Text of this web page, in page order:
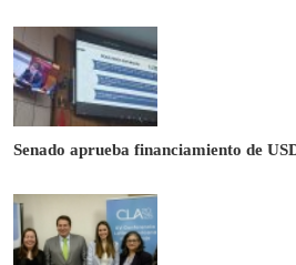
Senado aprueba financiamiento de